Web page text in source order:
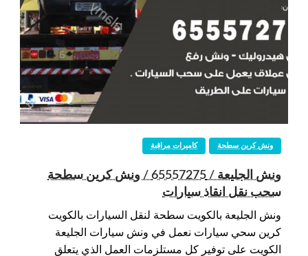
كاميرات مراقبة ونش كرين سطحة
ونش الجليعة / 65557275 / ونش كرين سطحة
سحب نقل انقاذ سيارات
ونش الجليعة بالكويت سطحة لنقل السيارات بالكويت
كرين سحي سيارات نعمل في ونش سيارات الجليعة
الكويت على توفير كل مستلزمات العمل الذي يتعلق